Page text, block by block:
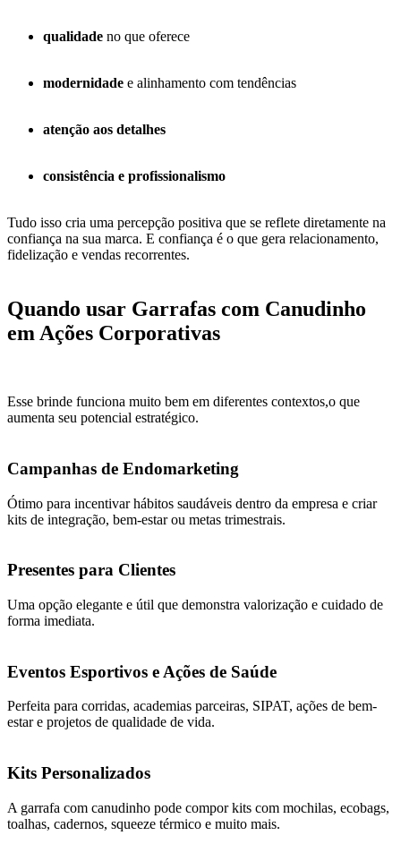
qualidade no que oferece
modernidade e alinhamento com tendências
atenção aos detalhes
consistência e profissionalismo
Tudo isso cria uma percepção positiva que se reflete diretamente na
confiança na sua marca. E confiança é o que gera relacionamento,
fidelização e vendas recorrentes.
Quando usar Garrafas com Canudinho
em Ações Corporativas
Esse brinde funciona muito bem em diferentes contextos,o que
aumenta seu potencial estratégico.
Campanhas de Endomarketing
Ótimo para incentivar hábitos saudáveis dentro da empresa e criar
kits de integração, bem-estar ou metas trimestrais.
Presentes para Clientes
Uma opção elegante e útil que demonstra valorização e cuidado de
forma imediata.
Eventos Esportivos e Ações de Saúde
Perfeita para corridas, academias parceiras, SIPAT, ações de bem-
estar e projetos de qualidade de vida.
Kits Personalizados
A garrafa com canudinho pode compor kits com mochilas, ecobags,
toalhas, cadernos, squeeze térmico e muito mais.